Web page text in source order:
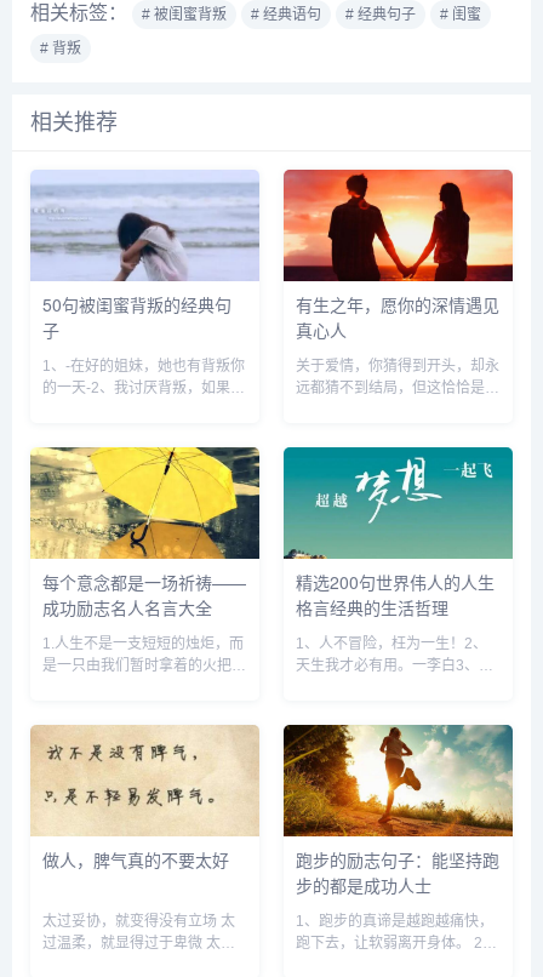
相关标签： # 被闺蜜背叛 # 经典语句 # 经典句子
# 闺蜜
# 背叛
相关推荐
50句被闺蜜背叛的经典句
子
1、-在好的姐妹，她也有背叛你
的一天-2、我讨厌背叛，如果你
在班上最要好的两个闺蜜背叛了
我和我最讨厌的那个女生在一起
说我装呵呵，好好笑4、倘若
你...
有生之年，愿你的深情遇见
真心人
关于爱情，你猜得到开头，却永
远都猜不到结局，但这恰恰是它
那个人来了会不会走，甚至你都
不确定能不能够相逢，但你还是
一如既往地渴望、期盼、等待...
每个意念都是一场祈祷——
成功励志名人名言大全
1.人生不是一支短短的烛炬，而
是一只由我们暂时拿着的火把；
――[萧伯纳]2.播下行为的种
子，可以收获习惯之果；播下习
惯的种子，可以收获性格之果；
播下...
精选200句世界伟人的人生
格言经典的生活哲理
1、人不冒险，枉为一生！2、
天生我才必有用。一李白3、真
弃，鼓起勇气走过去！6、我要
往压力最大的地方走。7、爱政
以爱人为本。一薛敬轩8、勤奋
可以赢...
做人，脾气真的不要太好
太过妥协，就变得没有立场 太
过温柔，就显得过于卑微 太过
跑步的励志句子：能坚持跑
步的都是成功人士
1、跑步的真谛是越跑越痛快，
跑下去，让软弱离开身体。 2、